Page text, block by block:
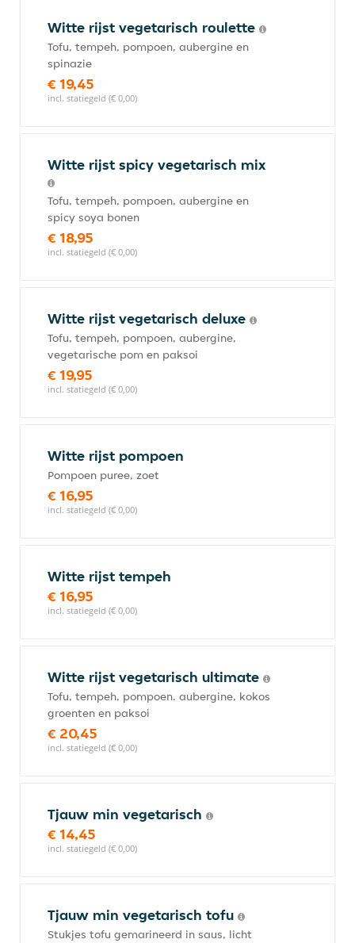
Witte rijst vegetarisch roulette
Tofu, tempeh, pompoen, aubergine en
spinazie
€ 19,45
incl. statiegeld (€ 0,00)
Witte rijst spicy vegetarisch mix
Tofu, tempeh, pompoen, aubergine en
spicy soya bonen
€ 18,95
incl. statiegeld (€ 0,00)
Witte rijst vegetarisch deluxe
Tofu, tempeh, pompoen, aubergine,
vegetarische pom en paksoi
€ 19,95
incl. statiegeld (€ 0,00)
Witte rijst pompoen
Pompoen puree, zoet
€ 16,95
incl. statiegeld (€ 0,00)
Witte rijst tempeh
€ 16,95
incl. statiegeld (€ 0,00)
Witte rijst vegetarisch ultimate
Tofu, tempeh, pompoen. aubergine, kokos
groenten en paksoi
€ 20,45
incl. statiegeld (€ 0,00)
Tjauw min vegetarisch
€ 14,45
incl. statiegeld (€ 0,00)
Tjauw min vegetarisch tofu
Stukjes tofu gemarineerd in saus, licht